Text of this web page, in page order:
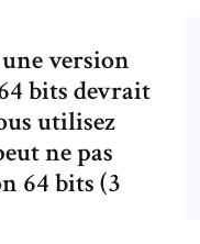
version
bits devrait
utilisez
ne pas
64 bits (3